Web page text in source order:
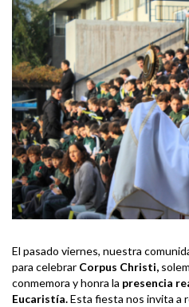
El pasado viernes, nuestra
para celebrar Corpus Christi,
conmemora y honra la presencia
Eucaristía.Esta fiesta nos invita a